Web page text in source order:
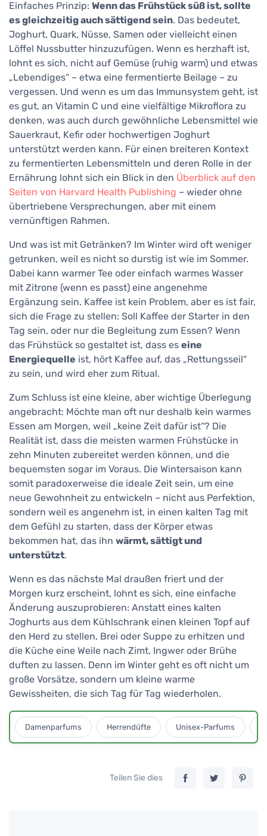
Einfaches Prinzip: Wenn das Frühstück süß ist, sollte
es gleichzeitig auch sättigend sein. Das bedeutet,
Joghurt, Quark, Nüsse, Samen oder vielleicht einen
Löffel Nussbutter hinzuzufügen. Wenn es herzhaft ist,
lohnt es sich, nicht auf Gemüse (ruhig warm) und etwas
„Lebendiges“ – etwa eine fermentierte Beilage – zu
vergessen. Und wenn es um das Immunsystem geht, ist
es gut, an Vitamin C und eine vielfältige Mikroflora zu
denken, was auch durch gewöhnliche Lebensmittel wie
Sauerkraut, Kefir oder hochwertigen Joghurt
unterstützt werden kann. Für einen breiteren Kontext
zu fermentierten Lebensmitteln und deren Rolle in der
Ernährung lohnt sich ein Blick in den Überblick auf den
Seiten von Harvard Health Publishing – wieder ohne
übertriebene Versprechungen, aber mit einem
vernünftigen Rahmen.
Und was ist mit Getränken? Im Winter wird oft weniger
getrunken, weil es nicht so durstig ist wie im Sommer.
Dabei kann warmer Tee oder einfach warmes Wasser
mit Zitrone (wenn es passt) eine angenehme
Ergänzung sein. Kaffee ist kein Problem, aber es ist fair,
sich die Frage zu stellen: Soll Kaffee der Starter in den
Tag sein, oder nur die Begleitung zum Essen? Wenn
das Frühstück so gestaltet ist, dass es eine
Energiequelle ist, hört Kaffee auf, das „Rettungsseil“
zu sein, und wird eher zum Ritual.
Zum Schluss ist eine kleine, aber wichtige Überlegung
angebracht: Möchte man oft nur deshalb kein warmes
Essen am Morgen, weil „keine Zeit dafür ist“? Die
Realität ist, dass die meisten warmen Frühstücke in
zehn Minuten zubereitet werden können, und die
bequemsten sogar im Voraus. Die Wintersaison kann
somit paradoxerweise die ideale Zeit sein, um eine
neue Gewohnheit zu entwickeln – nicht aus Perfektion,
sondern weil es angenehm ist, in einen kalten Tag mit
dem Gefühl zu starten, dass der Körper etwas
bekommen hat, das ihn wärmt, sättigt und
unterstützt.
Wenn es das nächste Mal draußen friert und der
Morgen kurz erscheint, lohnt es sich, eine einfache
Änderung auszuprobieren: Anstatt eines kalten
Joghurts aus dem Kühlschrank einen kleinen Topf auf
den Herd zu stellen, Brei oder Suppe zu erhitzen und
die Küche eine Weile nach Zimt, Ingwer oder Brühe
duften zu lassen. Denn im Winter geht es oft nicht um
große Vorsätze, sondern um kleine warme
Gewissheiten, die sich Tag für Tag wiederholen.
Damenparfums Herrendüfte Unisex-Parfums
Teilen Sie dies